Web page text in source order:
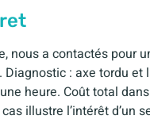
nous a contactés pour
: axe tordu
heure. Coût total
illustre l’intérêt d’un